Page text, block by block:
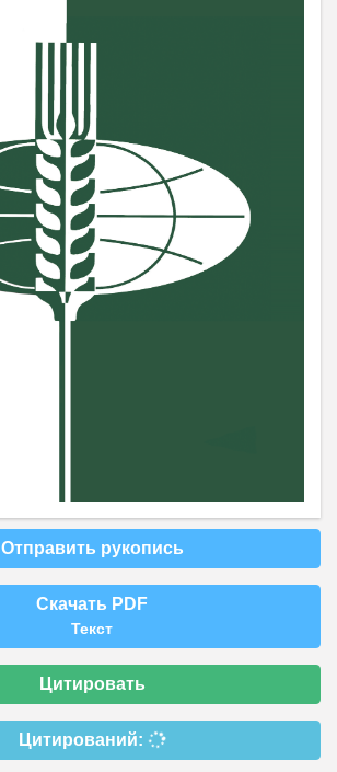
Отправить рукопись
Скачать PDF
Текст
Цитировать
Цитирований: